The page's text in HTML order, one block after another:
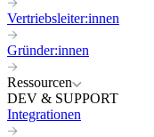
Vertriebsleiter:innen
Gründer:innen
Ressourcen
DEV & SUPPORT
Integrationen